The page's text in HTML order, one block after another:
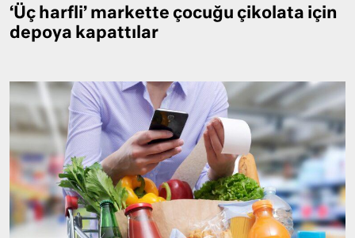
‘Üç harfli’ markette çocuğu çikolata için
depoya kapattılar